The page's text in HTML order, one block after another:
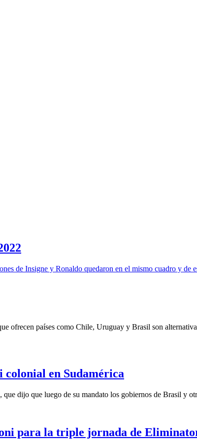
de Insigne y Ronaldo quedaron en el mismo cuadro y de
ofrecen países como Chile, Uruguay y Brasil son
colonial en Sudamérica
dijo que luego de su mandato los gobiernos de Brasil y
para la triple jornada de